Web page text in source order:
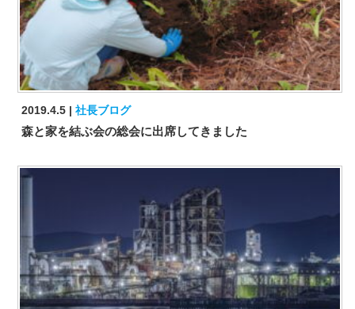
2019.4.5 社長ブログ
森と家を結ぶ会の総会に出席してきました